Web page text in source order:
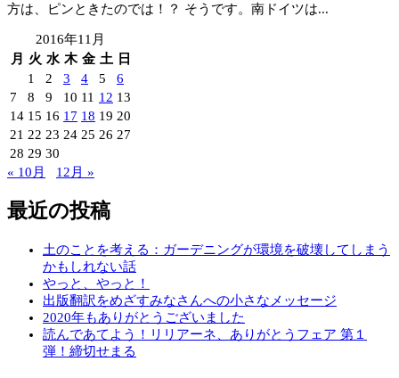
方は、ピンときたのでは！？ そうです。南ドイツは...
2016年11月
月
火 水 木 金 土
日
1
2 3 4 5
6
7
8 9 10 11 12 13
14 15 16 17 18 19 20
21 22 23 24 25 26 27
28 29 30
« 10月
12月 »
最近の投稿
土のことを考える：ガーデニングが環境を破壊してしまう
かもしれない話
やっと、やっと！
出版翻訳をめざすみなさんへの小さなメッセージ
2020年もありがとうございました
読んであてよう！リリアーネ、ありがとうフェア 第１
弾！締切せまる